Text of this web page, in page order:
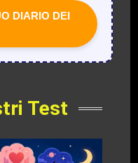
DIARIO DEI
Test